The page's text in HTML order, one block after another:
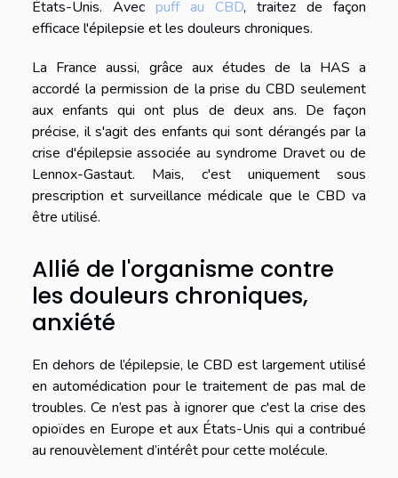
États-Unis. Avec puff au CBD, traitez de façon
efficace l'épilepsie et les douleurs chroniques.
La France aussi, grâce aux études de la HAS a
accordé la permission de la prise du CBD seulement
aux enfants qui ont plus de deux ans. De façon
précise, il s'agit des enfants qui sont dérangés par la
crise d'épilepsie associée au syndrome Dravet ou de
Lennox-Gastaut. Mais, c'est uniquement sous
prescription et surveillance médicale que le CBD va
être utilisé.
Allié de l'organisme contre
les douleurs chroniques,
anxiété
En dehors de l’épilepsie, le CBD est largement utilisé
en automédication pour le traitement de pas mal de
troubles. Ce n’est pas à ignorer que c'est la crise des
opioïdes en Europe et aux États-Unis qui a contribué
au renouvèlement d’intérêt pour cette molécule.